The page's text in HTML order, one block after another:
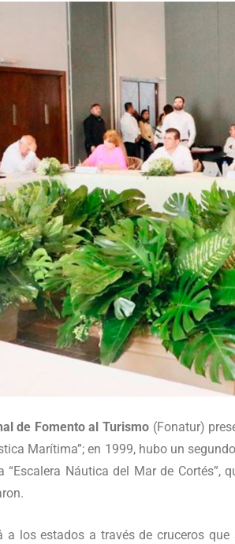
de Fomento al Turismo (Fonatur)
Marítima”; en 1999, hubo un
Náutica del Mar de Cortés”,
los estados a través de cruceros